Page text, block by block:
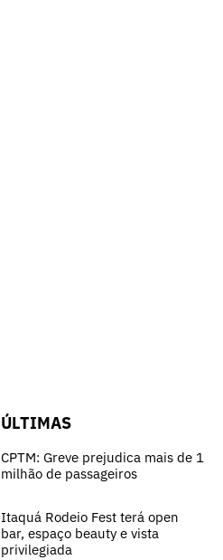
ÚLTIMAS
CPTM: Greve prejudica mais de 1
milhão de passageiros
Itaquá Rodeio Fest terá open
bar, espaço beauty e vista
privilegiada